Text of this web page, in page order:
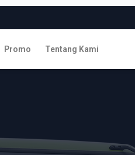
Promo Tentang Kami